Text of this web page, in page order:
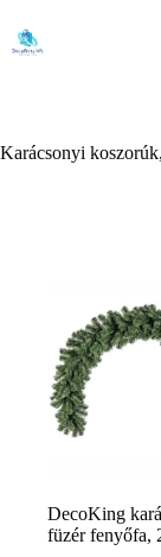
content
Karácsonyi
DecoKing
füzér fenyőfa,